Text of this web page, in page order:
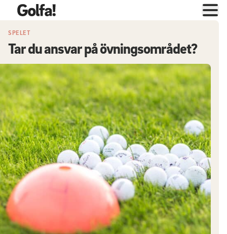
SPELET
Tar du ansvar på övningsområdet?